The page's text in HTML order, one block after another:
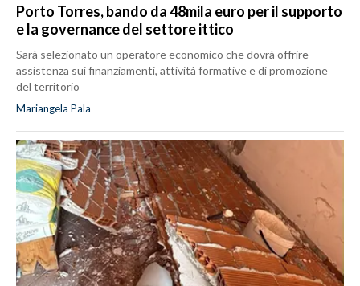
Porto Torres, bando da 48mila euro per il supporto
e la governance del settore ittico
Sarà selezionato un operatore economico che dovrà offrire
assistenza sui finanziamenti, attività formative e di promozione
del territorio
Mariangela Pala